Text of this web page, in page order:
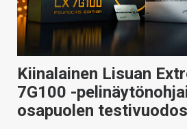
VAIHDA TEEMA
HAKU
Kiinalainen Lisuan
7G100 -
osapuolen